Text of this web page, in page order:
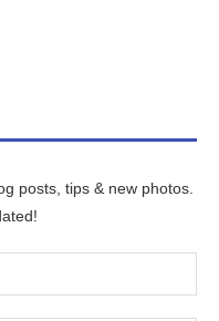
posts, tips & new photos.